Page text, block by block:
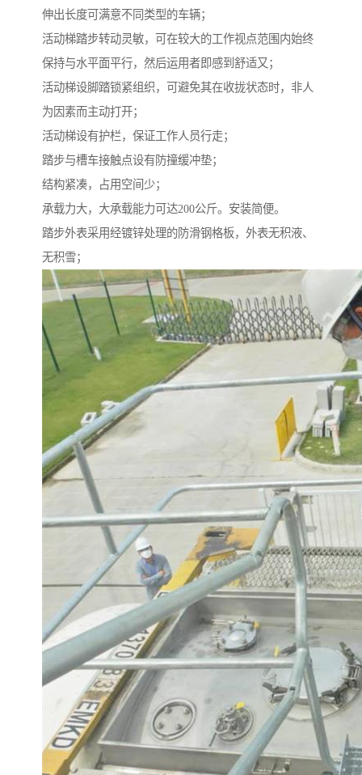
伸出长度可满意不同类型的车辆；
活动梯踏步转动灵敏，可在较大的工作视点范围内始终
保持与水平面平行，然后运用者即感到舒适又；
活动梯设脚踏锁紧组织，可避免其在收拢状态时，非人
为因素而主动打开；
活动梯设有护栏，保证工作人员行走；
踏步与槽车接触点设有防撞缓冲垫；
结构紧凑，占用空间少；
承载力大，大承载能力可达200公斤。安装简便。
踏步外表采用经镀锌处理的防滑钢格板，外表无积液、
无积雪；